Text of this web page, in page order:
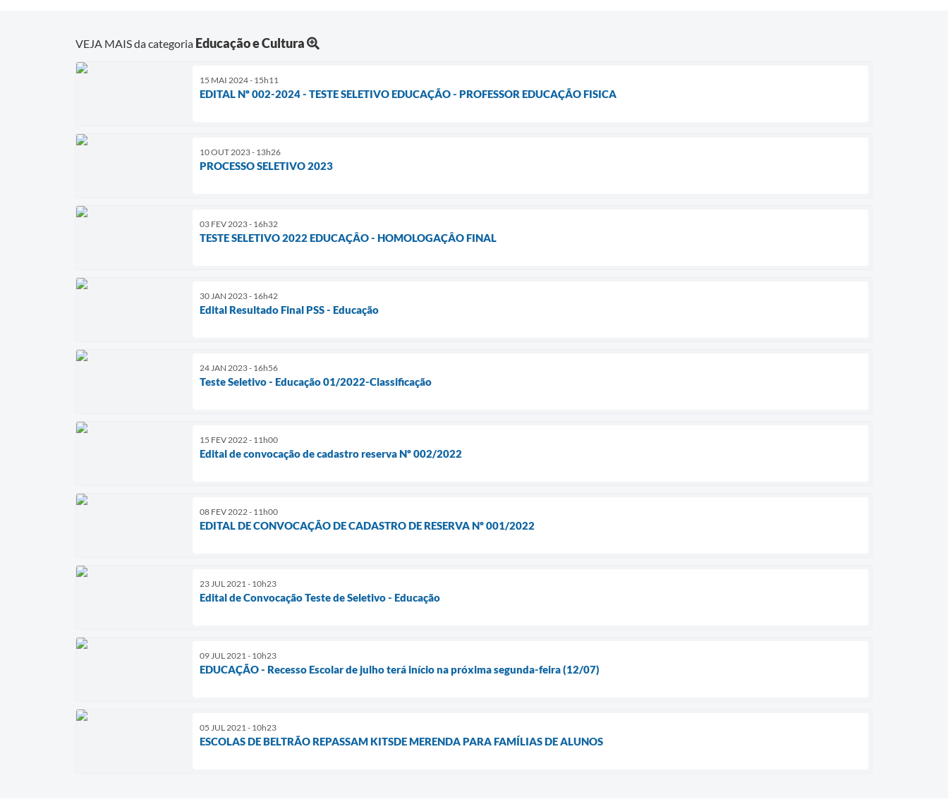
VEJA MAIS da categoria Educação e Cultura
15 MAI 2024 - 15h11
EDITAL Nº 002-2024 - TESTE SELETIVO EDUCAÇÃO - PROFESSOR EDUCAÇÃO FISICA
10 OUT 2023 - 13h26
PROCESSO SELETIVO 2023
03 FEV 2023 - 16h32
TESTE SELETIVO 2022 EDUCAÇÂO - HOMOLOGAÇÂO FINAL
30 JAN 2023 - 16h42
Edital Resultado Final PSS - Educação
24 JAN 2023 - 16h56
Teste Seletivo - Educação 01/2022-Classificação
15 FEV 2022 - 11h00
Edital de convocação de cadastro reserva Nº 002/2022
08 FEV 2022 - 11h00
EDITAL DE CONVOCAÇÃO DE CADASTRO DE RESERVA Nº 001/2022
23 JUL 2021 - 10h23
Edital de Convocação Teste de Seletivo - Educação
09 JUL 2021 - 10h23
EDUCAÇÃO - Recesso Escolar de julho terá início na próxima segunda-feira (12/07)
05 JUL 2021 - 10h23
ESCOLAS DE BELTRÃO REPASSAM KITSDE MERENDA PARA FAMÍLIAS DE ALUNOS